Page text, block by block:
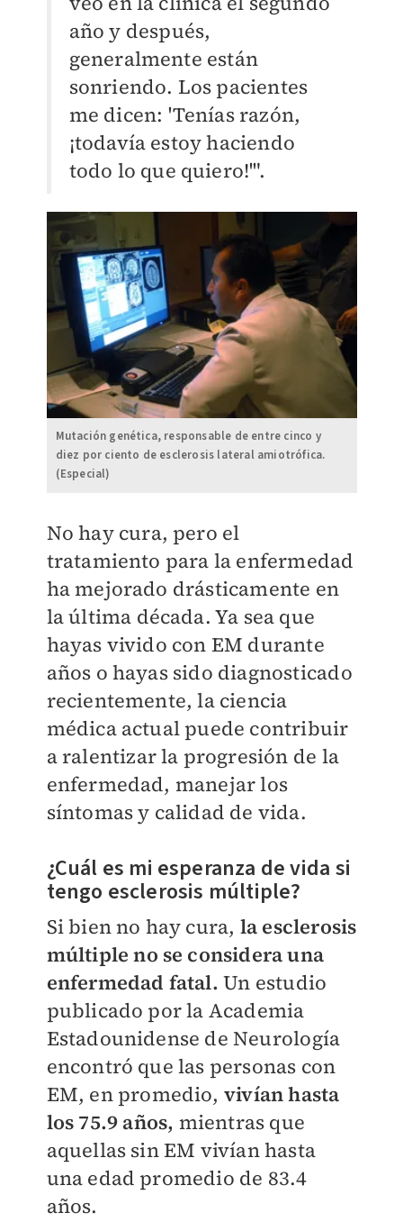
año y después,
generalmente están
sonriendo. Los pacientes
me dicen: 'Tenías razón,
¡todavía estoy haciendo
todo lo que quiero!'".
Mutación genética, responsable de entre cinco y
diez por ciento de esclerosis lateral amiotrófica.
(Especial)
No hay cura, pero el
tratamiento para la enfermedad
ha mejorado drásticamente en
la última década. Ya sea que
hayas vivido con EM durante
años o hayas sido diagnosticado
recientemente, la ciencia
médica actual puede contribuir
a ralentizar la progresión de la
enfermedad, manejar los
síntomas y calidad de vida.
¿Cuál es mi esperanza de vida si
tengo esclerosis múltiple?
Si bien no hay cura, la esclerosis
múltiple no se considera una
enfermedad fatal. Un estudio
publicado por la Academia
Estadounidense de Neurología
encontró que las personas con
EM, en promedio, vivían hasta
los 75.9 años, mientras que
aquellas sin EM vivían hasta
una edad promedio de 83.4
años.